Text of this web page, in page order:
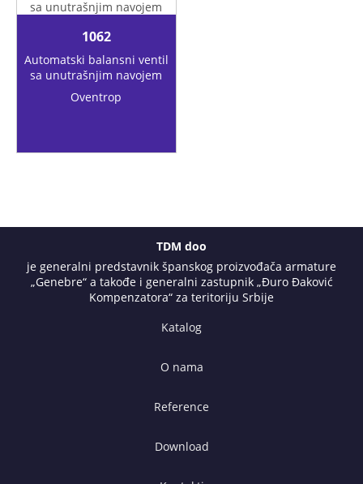
1062
Automatski balansni ventil
sa unutrašnjim navojem
Oventrop
TDM doo
je generalni predstavnik španskog proizvođača armature
„Genebre“ a takođe i generalni zastupnik „Đuro Đaković
Kompenzatora“ za teritoriju Srbije
Katalog
O nama
Reference
Download